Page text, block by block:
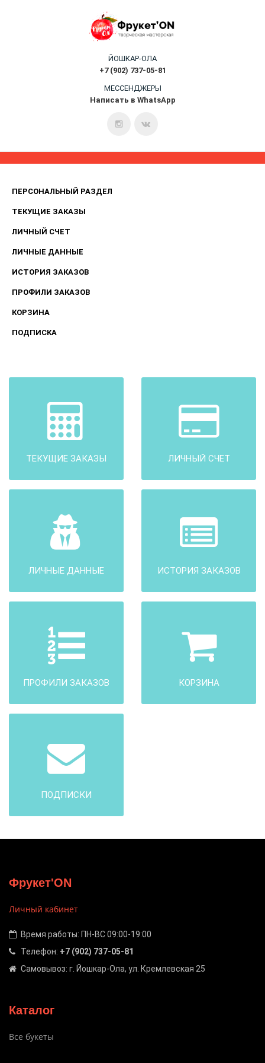
ЙОШКАР-ОЛА
+7 (902) 737-05-81
МЕССЕНДЖЕРЫ
Написать в WhatsApp
ПЕРСОНАЛЬНЫЙ РАЗДЕЛ
ТЕКУЩИЕ ЗАКАЗЫ
ЛИЧНЫЙ СЧЕТ
ЛИЧНЫЕ ДАННЫЕ
ИСТОРИЯ ЗАКАЗОВ
ПРОФИЛИ ЗАКАЗОВ
КОРЗИНА
ПОДПИСКА
ТЕКУЩИЕ ЗАКАЗЫ ЛИЧНЫЙ СЧЕТ
ЛИЧНЫЕ ДАННЫЕ ИСТОРИЯ ЗАКАЗОВ
ПРОФИЛИ ЗАКАЗОВ КОРЗИНА
ПОДПИСКИ
Фрукет'ON
Личный кабинет
Время работы: ПН-ВС 09:00-19:00
Телефон: +7 (902) 737-05-81
Самовывоз: г. Йошкар-Ола, ул. Кремлевская 25
Каталог
Все букеты